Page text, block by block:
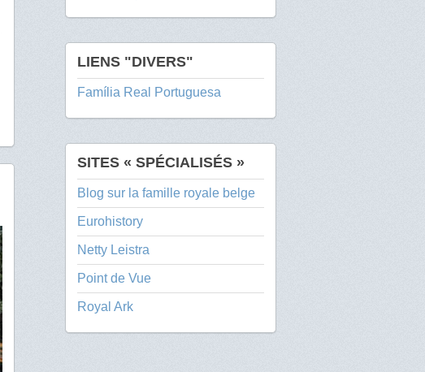
LIENS "DIVERS"
Família Real Portuguesa
SITES « SPÉCIALISÉS »
Blog sur la famille royale belge
Eurohistory
Netty Leistra
Point de Vue
Royal Ark